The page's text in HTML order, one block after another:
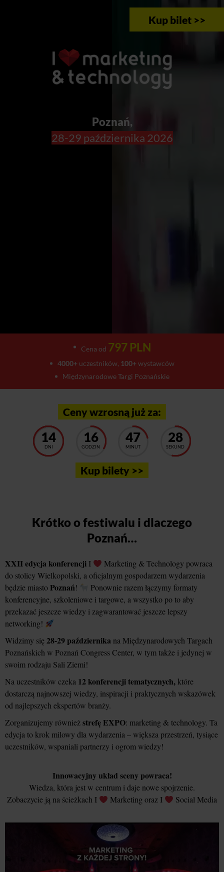
Kup bilet >>
Poznań,
28-29 października 2026
Cena od 797 PLN
4000+uczestników, 100+wystawców
Międzynarodowe Targi Poznańskie
Ceny wzrosną już za:
14
DNI
16
GODZIN
47
MINUT
24
SEKUND
Kup bilety >>
Krótko o festiwalu i dlaczego
Poznań…
XXII edycja konferencji I
Marketing & Technology powraca
do stolicy Wielkopolski, a oficjalnym gospodarzem wydarzenia
będzie miasto Poznań!
Ponownie razem łączymy formaty
konferencyjne, szkoleniowe i targowe, a wszystko po to aby
przekazać jeszcze wiedzy i zagwarantować jeszcze lepszy
networking!
Widzimy się28-29 października na Międzynarodowych Targach
Poznańskich w Poznań Congress Center, w tym także i jedynej w
swoim rodzaju Sali Ziemi!
Na uczestników czeka 12 konferencji tematycznych, które
dostarczą najnowszej wiedzy, inspiracji i praktycznych wskazówek
od najlepszych ekspertów branży.
Zorganizujemy równieżstrefę EXPO: marketing & technology. Ta
edycja to krok milowy dla wydarzenia – większa przestrzeń, tysiące
uczestników, wspaniali partnerzy i ogrom wiedzy!
Innowacyjny układ sceny powraca!
Wiedza, która jest w centrum i daje nowe spojrzenie.
Zobaczycie ją na ścieżkach I
Marketing oraz I Social Media